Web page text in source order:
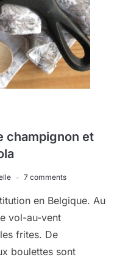
champignon et
7 comments
en Belgique. Au
vol-au-vent
frites. De
boulettes sont